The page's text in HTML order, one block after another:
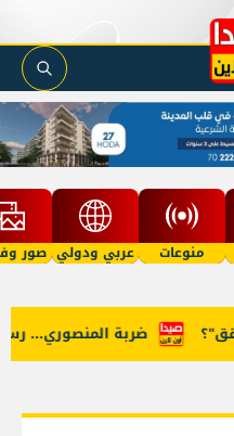
منوعات عربي ودولي صور
ضربة المنصوري... رسالة